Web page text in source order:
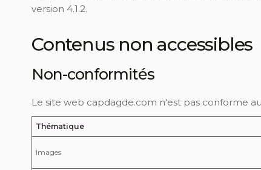
version 4.1.2.
Contenus non accessibles
Non-conformités
Le site web capdagde.com n'est pas conforme
Thématique
Images